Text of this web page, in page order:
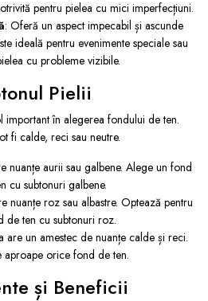
pentru pielea cu mici imperfecțiuni.
: Oferă un aspect impecabil și ascunde
ideală pentru evenimente speciale sau
cu probleme vizibile.
Pielii
important în alegerea fondului de ten.
fi calde, reci sau neutre.
nuanțe aurii sau galbene. Alege un fond
cu subtonuri galbene.
nuanțe roz sau albastre. Optează pentru
de ten cu subtonuri roz.
are un amestec de nuanțe calde și reci.
aproape orice fond de ten.
și Beneficii